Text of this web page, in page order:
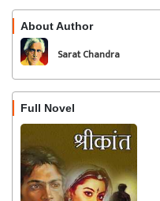
About Author
Sarat Chandra
Chattopadhyay
Full Novel